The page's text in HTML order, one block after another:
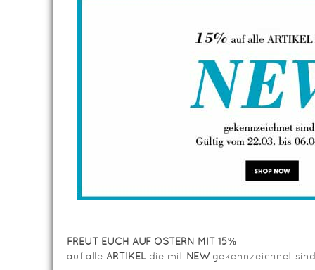
FREUT EUCH AUF OSTERN MIT 15%
auf alle ARTIKEL die mit NEW gekennzeichnet